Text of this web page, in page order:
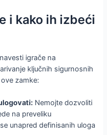
i kako ih izbeći
igrače na
ključnih sigurnosnih
zamke:
Nemojte dozvoliti
na preveliku
unapred definisanih uloga